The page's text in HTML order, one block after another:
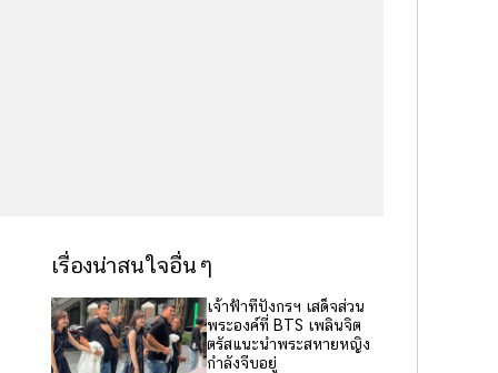
เรื่องน่าสนใจอื่นๆ
เจ้าฟ้าทีปังกรฯ เสด็จส่วน
พระองค์ที่ BTS เพลินจิต
ตรัสแนะนำพระสหายหญิง
กำลังจีบอยู่